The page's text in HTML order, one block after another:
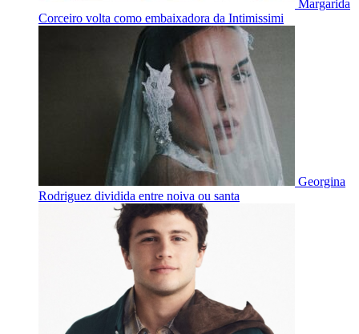
Margarida
Corceiro volta como embaixadora da Intimissimi
Georgina
Rodriguez dividida entre noiva ou santa